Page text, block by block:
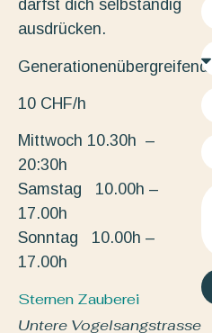
darfst dich selbständig
ausdrücken.
Generationenübergreifend.
10 CHF/h
Mittwoch 10.30h –
20:30h
Samstag 10.00h –
17.00h
Sonntag 10.00h –
17.00h
Sternen Zauberei
Untere Vogelsangstrasse